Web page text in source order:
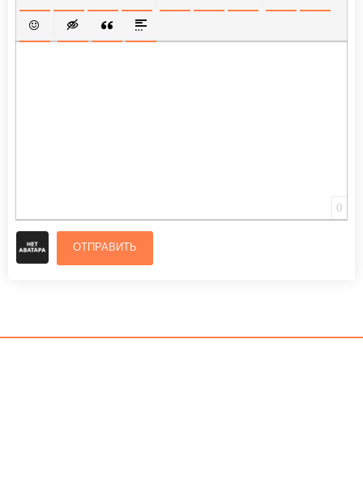
ПОЛУЖИРНЫЙ
КУРСИВПОДЧЕРКНУТЫЙ
ЗАЧЕРКНУТЫЙВЫРАВНИВАНИЕ
НУМЕРОВАННЫЙ СПИСОК
МАРКИРОВАННЫЙ
ВСТАВИТЬ
ВСТАВИТЬ СМАЙЛИК
ВСТАВКА СКРЫТОГО ТЕКСТА
ВСТАВКА ЦИТАТЫ
ВСТАВКА СПОЙЛЕРА
0
ОТПРАВИТЬ